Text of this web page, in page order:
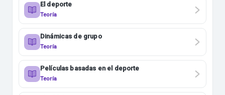
El deporte
Teoría
Dinámicas de grupo
Teoría
Películas basadas en el deporte
Teoría